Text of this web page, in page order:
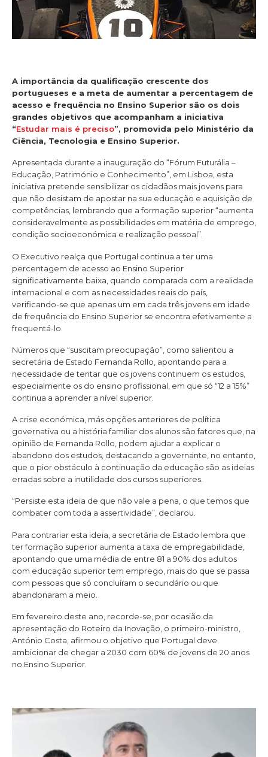
A importância da qualificação crescente dos
portugueses e a meta de aumentar a percentagem de
acesso e frequência no Ensino Superior são os dois
grandes objetivos que acompanham a iniciativa
“Estudar mais é preciso”, promovida pelo Ministério da
Ciência, Tecnologia e Ensino Superior.
Apresentada durante a inauguração do “Fórum Futurália –
Educação, Património e Conhecimento”, em Lisboa, esta
iniciativa pretende sensibilizar os cidadãos mais jovens para
que não desistam de apostar na sua educação e aquisição de
competências, lembrando que a formação superior “aumenta
consideravelmente as possibilidades em matéria de emprego,
condição socioeconómica e realização pessoal”.
O Executivo realça que Portugal continua a ter uma
percentagem de acesso ao Ensino Superior
significativamente baixa, quando comparada com a realidade
internacional e com as necessidades reais do país,
verificando-se que apenas um em cada três jovens em idade
de frequência do Ensino Superior se encontra efetivamente a
frequentá-lo.
Números que “suscitam preocupação”, como salientou a
secretária de Estado Fernanda Rollo, apontando para a
necessidade de tentar que os jovens continuem os estudos,
especialmente os do ensino profissional, em que só “12 a 15%”
continua a aprender a nível superior.
A crise económica, más opções anteriores de política
governativa ou a história familiar dos alunos são fatores que, na
opinião de Fernanda Rollo, podem ajudar a explicar o
abandono dos estudos, destacando a governante, no entanto,
que o pior obstáculo à continuação da educação são as ideias
erradas sobre a inutilidade dos cursos superiores.
“Persiste esta ideia de que não vale a pena, o que temos que
combater com toda a assertividade”, declarou.
Para contrariar esta ideia, a secretária de Estado lembra que
ter formação superior aumenta a taxa de empregabilidade,
apontando que uma média de entre 81 a 90% dos adultos
com educação superior tem emprego, mais do que se passa
com pessoas que só concluíram o secundário ou que
abandonaram a meio.
Em fevereiro deste ano, recorde-se, por ocasião da
apresentação do Roteiro da Inovação, o primeiro-ministro,
António Costa, afirmou o objetivo que Portugal deve
ambicionar de chegar a 2030 com 60% de jovens de 20 anos
no Ensino Superior.